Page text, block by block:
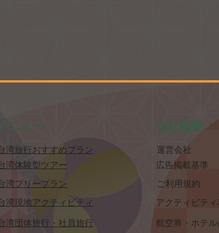
​メニュー
湾旅行おすすめプラン
湾体験型ツアー
湾フリープラン
湾現地アクティビティ
湾団体旅行・社員旅行
​会社概要
​運営会社
​広告掲載基準
​ご利用規約
アクティビティ
航空券・ホテ